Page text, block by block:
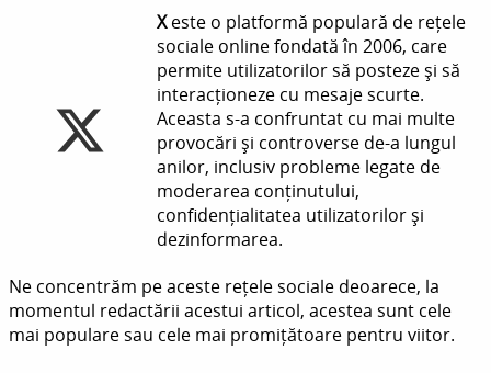
Xeste o platformă populară de rețele
sociale online fondată în 2006, care
permite utilizatorilor să posteze și să
interacționeze cu mesaje scurte.
Aceasta s-a confruntat cu mai multe
provocări și controverse de-a lungul
anilor, inclusiv probleme legate de
moderarea conținutului,
confidențialitatea utilizatorilor și
dezinformarea.
Ne concentrăm pe aceste rețele sociale deoarece, la
momentul redactării acestui articol, acestea sunt cele
mai populare sau cele mai promițătoare pentru viitor.